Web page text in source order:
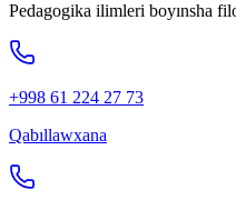
Pedagogika ilimleri boyınsha
+998 61 224 27 73
Qabıllawxana